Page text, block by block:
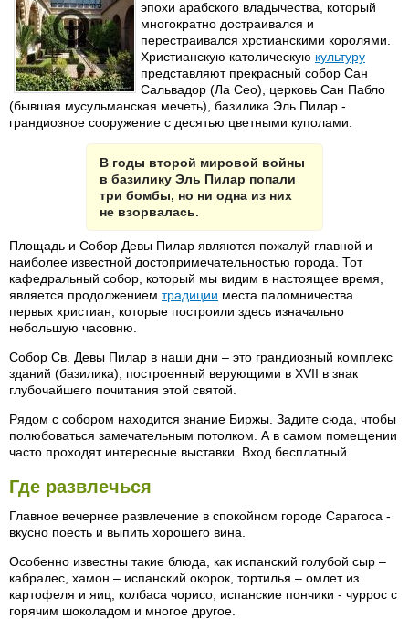
эпохи арабского владычества, который
многократно достраивался и
перестраивался хрстианскими королями.
Христианскую католическую культуру
представляют прекрасный собор Сан
Сальвадор (Ла Сео), церковь Сан Пабло
(бывшая мусульманская мечеть), базилика Эль Пилар -
грандиозное сооружение с десятью цветными куполами.
В годы второй мировой войны
в базилику Эль Пилар попали
три бомбы, но ни одна из них
не взорвалась.
Площадь и Собор Девы Пилар являются пожалуй главной и
наиболее известной достопримечательностью города. Тот
кафедральный собор, который мы видим в настоящее время,
является продолжением традиции места паломничества
первых христиан, которые построили здесь изначально
небольшую часовню.
Собор Св. Девы Пилар в наши дни – это грандиозный комплекс
зданий (базилика), построенный верующими в XVII в знак
глубочайшего почитания этой святой.
Рядом с собором находится знание Биржы. Задите сюда, чтобы
полюбоваться замечательным потолком. А в самом помещении
часто проходят интересные выставки. Вход бесплатный.
Где развлечься
Главное вечернее развлечение в спокойном городе Сарагоса -
вкусно поесть и выпить хорошего вина.
Особенно известны такие блюда, как испанский голубой сыр –
кабралес, хамон – испанский окорок, тортилья – омлет из
картофеля и яиц, колбаса чорисо, испанские пончики - чуррос с
горячим шоколадом и многое другое.